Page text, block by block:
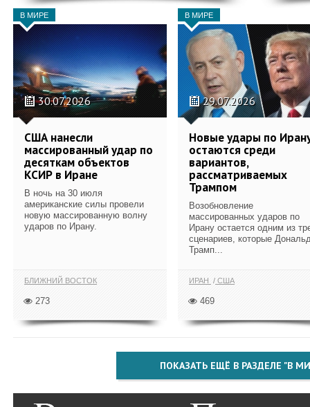
В МИРЕ
30.07.2026
США нанесли
массированный удар по
десяткам объектов
КСИР в Иране
В ночь на 30 июля
американские силы провели
новую массированную волну
ударов по Ирану.
БЛИЖНИЙ ВОСТОК
273
В МИРЕ
29.07.2026
Новые удары по
остаются среди
вариантов,
рассматриваемых
Трампом
Возобновление
массированных ударов по
Ирану остается одним из
сценариев, которые
Трамп...
ИРАН США
469
ПОКАЗАТЬ ЕЩЁ В РАЗДЕЛЕ "В